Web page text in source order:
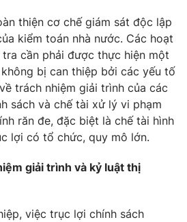
thiện cơ chế giám sát độc lập
kiểm toán nhà nước. Các hoạt
cần phải được thực hiện một
bị can thiệp bởi các yếu tố
trách nhiệm giải trình của các
sách và chế tài xử lý vi phạm
răn đe, đặc biệt là chế tài hình
lợi có tổ chức, quy mô lớn.
giải trình và kỷ luật thị
việc trục lợi chính sách